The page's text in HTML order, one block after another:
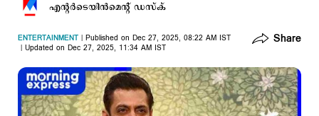
എന്‍റര്‍ടെയിന്‍മെന്‍റ് ഡസ്ക്
ENTERTAINMENT
Published on Dec 27, 2025, 08:22 AM IST
Updated on Dec 27, 2025, 11:34 AM IST
Share